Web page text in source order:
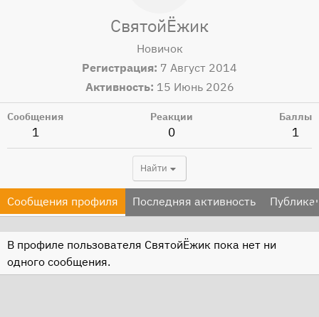
СвятойЁжик
Новичок
Регистрация 7 Август 2014
Активность 15 Июнь 2026
Сообщения
1
Реакции
0
Баллы
1
Найти
Сообщения профиля Последняя активность
В профиле пользователя СвятойЁжик пока нет ни
одного сообщения.